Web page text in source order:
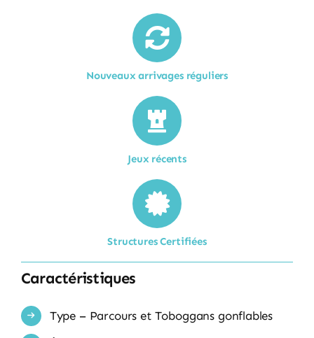
Nouveaux arrivages réguliers
Jeux récents
Structures Certifiées
Caractéristiques
Type – Parcours et Toboggans gonflables